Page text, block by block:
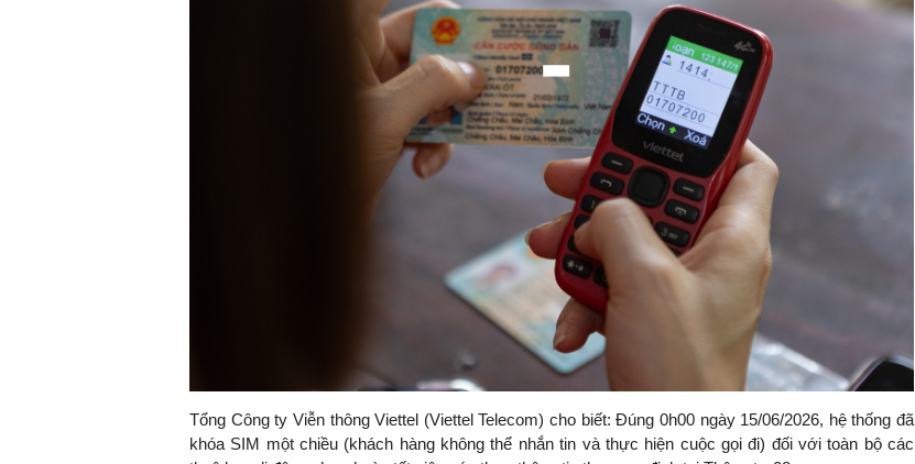
Tổng Công ty Viễn thông Viettel (Viettel Telecom) cho biết: Đúng 0h00 ngày 15/06/2026, hệ thống đã
khóa SIM một chiều (khách hàng không thể nhắn tin và thực hiện cuộc gọi đi) đối với toàn bộ các